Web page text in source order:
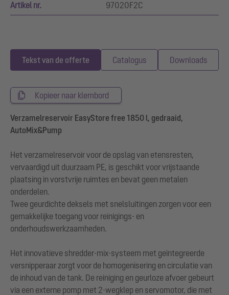
Artikel nr. 97020F2C
Tekst van de offerte Catalogus Downloads
Kopieer naar klembord
Verzamelreservoir EasyStore free 1850 l, gedraaid,
AutoMix&Pump
Het verzamelreservoir voor de opslag van etensresten,
vervaardigd uit duurzaam PE, is geschikt voor vrijstaande
plaatsing in vorstvrije ruimtes en bevat geen metalen
onderdelen.
Twee geurdichte deksels met snelsluitingen zorgen voor een
gemakkelijke toegang voor reinigings- en
onderhoudswerkzaamheden.
Het innovatieve shredder-mix-systeem met geïntegreerde
versnipperaar zorgt voor de homogenisering en circulatie van
de inhoud van de tank. De reiniging en geurloze afvoer gebeurt
via een externe pomp met 2-wegklep en servomotor, die met